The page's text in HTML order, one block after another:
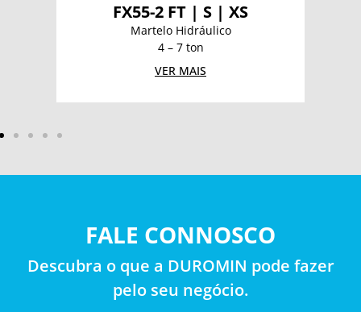
FX55-2 FT | S | XS
Martelo Hidráulico
4 – 7 ton
VER MAIS
FALE CONNOSCO
Descubra o que a DUROMIN pode fazer
pelo seu negócio.